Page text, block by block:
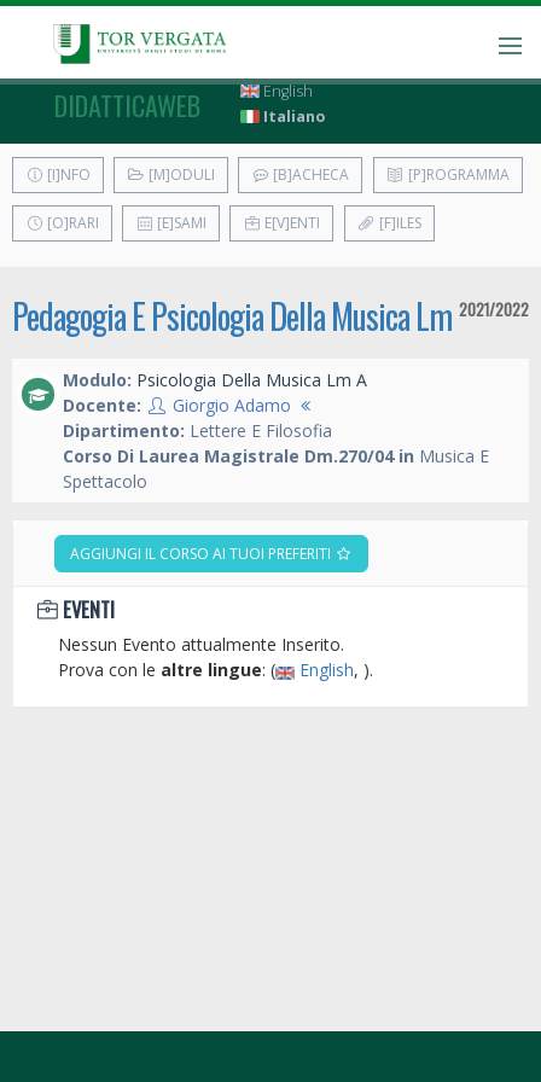
DIDATTICAWEB
English
Italiano
[I]NFO [M]ODULI [B]ACHECA [P]ROGRAMMA
[O]RARI [E]SAMI E[V]ENTI [F]ILES
Pedagogia E Psicologia Della Musica Lm 2021/2022
Modulo: Psicologia Della Musica Lm A
Docente:
Giorgio Adamo
Dipartimento: Lettere E Filosofia
Corso Di Laurea Magistrale Dm.270/04 in Musica E
Spettacolo
AGGIUNGI IL CORSO AI TUOI PREFERITI
EVENTI
Nessun Evento attualmente Inserito.
Prova con le altre lingue: ( English, ).